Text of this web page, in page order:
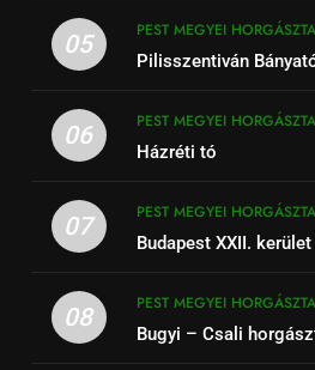
05
PEST MEGYEI
Pilisszentiván
06
PEST MEGYEI
Házréti tó
07
PEST MEGYEI
Budapest XXII.
08
PEST MEGYEI
Bugyi – Csali